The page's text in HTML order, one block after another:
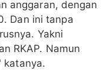
anggaran, dengan
Dan ini tanpa
Yakni
RKAP. Namun
katanya.